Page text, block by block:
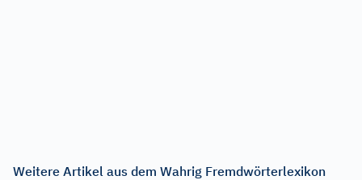
Weitere Artikel aus dem Wahrig Fremdwörterlexikon